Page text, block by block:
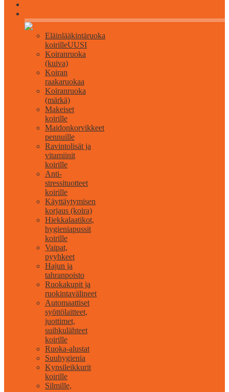
Eläinlääkintäruoka
koirilleUUSI
Koiranruoka
(kuiva)
Koiran
raakaruokaa
Koiranruoka
(märkä)
Makeiset
koirille
Maidonkorvikkeet
pennuille
Ravintolisät ja
vitamiinit
koirille
Anti-
stressituotteet
koirille
Käyttäytymisen
korjaus (koira)
Hiekkalaatikot,
hygieniapussit
koirille
Vaipat,
pyyhkeet
Hajun ja
tahranpoisto
Ruokakupit ja
ruokintavälineet
Automaattiset
syöttölaitteet,
juottimet,
suihkulähteet
koirille
Ruoka-alustat
Suuhygienia
Kynsileikkurit
koirille
Silmille,